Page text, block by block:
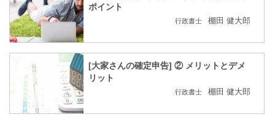
ポイント
行政書士 棚田 健大郎
[大家さんの確定申告] ② メリットとデメ
リット
行政書士 棚田 健大郎